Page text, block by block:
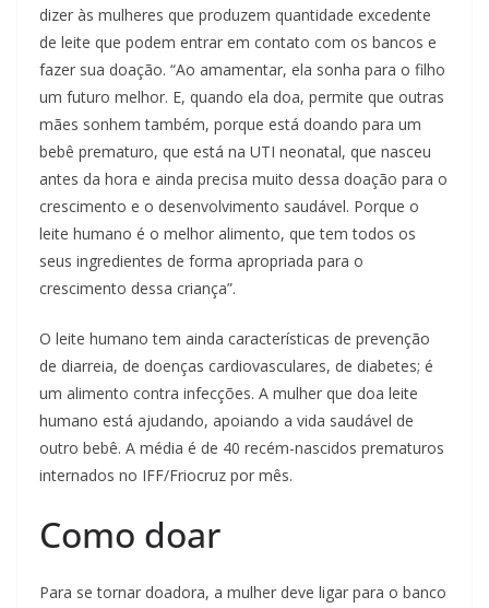
dizer às mulheres que produzem quantidade excedente
de leite que podem entrar em contato com os bancos e
fazer sua doação. “Ao amamentar, ela sonha para o filho
um futuro melhor. E, quando ela doa, permite que outras
mães sonhem também, porque está doando para um
bebê prematuro, que está na UTI neonatal, que nasceu
antes da hora e ainda precisa muito dessa doação para o
crescimento e o desenvolvimento saudável. Porque o
leite humano é o melhor alimento, que tem todos os
seus ingredientes de forma apropriada para o
crescimento dessa criança”.
O leite humano tem ainda características de prevenção
de diarreia, de doenças cardiovasculares, de diabetes; é
um alimento contra infecções. A mulher que doa leite
humano está ajudando, apoiando a vida saudável de
outro bebê. A média é de 40 recém-nascidos prematuros
internados no IFF/Friocruz por mês.
Como doar
Para se tornar doadora, a mulher deve ligar para o banco